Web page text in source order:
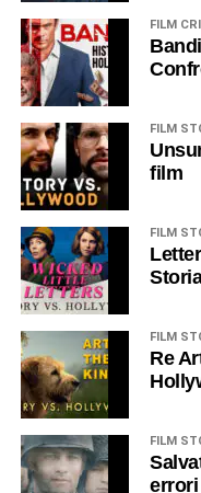
FILM
FILM
film
FILM
FILM
Re
FILM